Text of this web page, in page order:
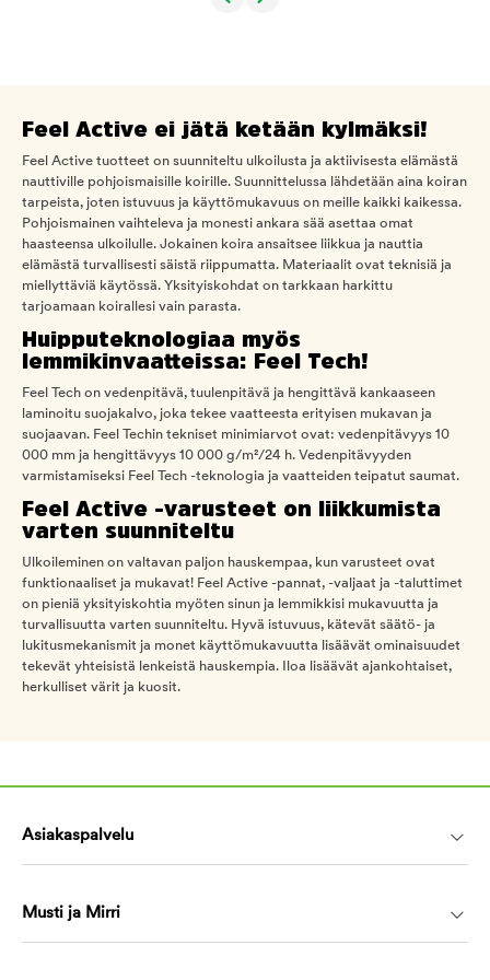
Feel Active ei jätä ketään kylmäksi!
Feel Active tuotteet on suunniteltu ulkoilusta ja aktiivisesta elämästä
nauttiville pohjoismaisille koirille. Suunnittelussa lähdetään aina koiran
tarpeista, joten istuvuus ja käyttömukavuus on meille kaikki kaikessa.
Pohjoismainen vaihteleva ja monesti ankara sää asettaa omat
haasteensa ulkoilulle. Jokainen koira ansaitsee liikkua ja nauttia
elämästä turvallisesti säistä riippumatta. Materiaalit ovat teknisiä ja
miellyttäviä käytössä. Yksityiskohdat on tarkkaan harkittu
tarjoamaan koirallesi vain parasta.
Huipputeknologiaa myös
lemmikinvaatteissa: Feel Tech!
Feel Tech on vedenpitävä, tuulenpitävä ja hengittävä kankaaseen
laminoitu suojakalvo, joka tekee vaatteesta erityisen mukavan ja
suojaavan. Feel Techin tekniset minimiarvot ovat: vedenpitävyys 10
000 mm ja hengittävyys 10 000 g/m²/24 h. Vedenpitävyyden
varmistamiseksi Feel Tech -teknologia ja vaatteiden teipatut saumat.
Feel Active -varusteet on liikkumista
varten suunniteltu
Ulkoileminen on valtavan paljon hauskempaa, kun varusteet ovat
funktionaaliset ja mukavat! Feel Active -pannat, -valjaat ja -taluttimet
on pieniä yksityiskohtia myöten sinun ja lemmikkisi mukavuutta ja
turvallisuutta varten suunniteltu. Hyvä istuvuus, kätevät säätö- ja
lukitusmekanismit ja monet käyttömukavuutta lisäävät ominaisuudet
tekevät yhteisistä lenkeistä hauskempia. Iloa lisäävät ajankohtaiset,
herkulliset värit ja kuosit.
Asiakaspalvelu
Musti ja Mirri